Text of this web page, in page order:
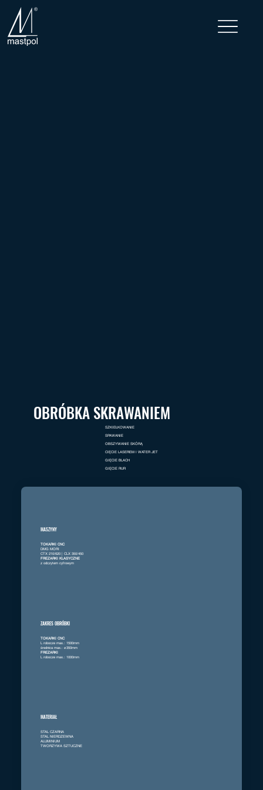
OBRÓBKA SKRAWANIEM
SZKIEŁKOWANIE
SPAWANIE
OBSZYWANIE SKÓRĄ
CIĘCIE LASEREM I WATER JET
GIĘCIE BLACH
GIĘCIE RUR
MASZYNY
TOKARKI CNC
DMG MORI
CTX 210/620 | CLX 350/450
FREZARKI KLASYCZNE
z odczytem cyfrowym
ZAKRES OBRÓBKI
TOKARKI CNC
L robocze max.: 1500mm
średnica max.: ø350mm
FREZARKI
L robocze max.: 1000mm
MATERIAŁ
STAL CZARNA
STAL NIERDZEWNA
ALUMINIUM
TWORZYWA SZTUCZNE